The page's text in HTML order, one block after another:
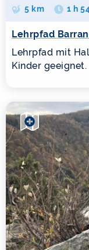
5 km 1 h
Lehrpfad
Lehrpfad mit
Kinder geeignet.